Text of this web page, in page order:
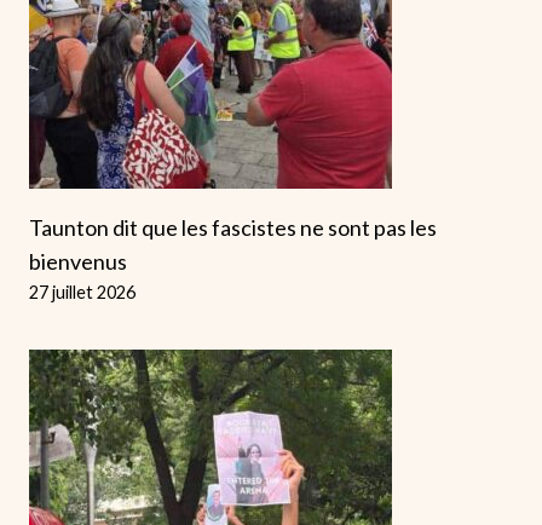
Taunton dit que les fascistes ne sont pas les
bienvenus
27 juillet 2026